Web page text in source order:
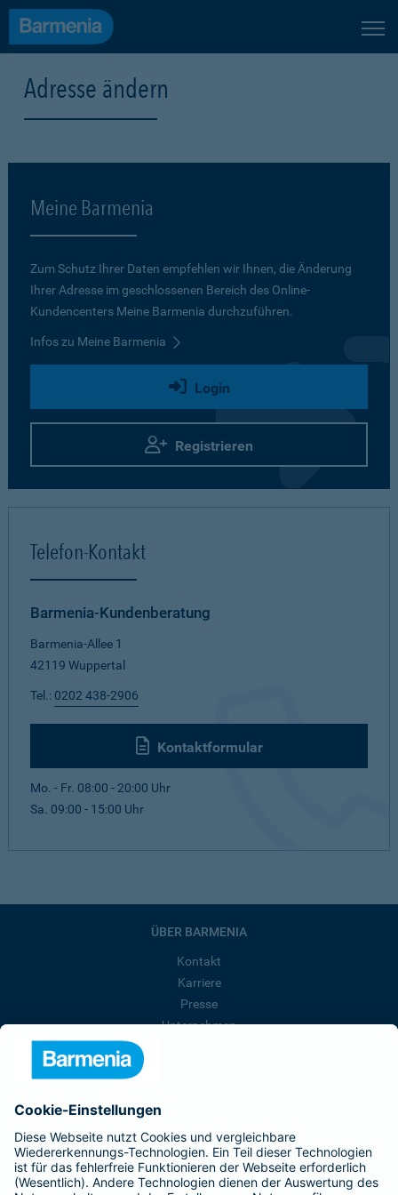
Adresse ändern
Meine Barmenia
Zum Schutz Ihrer Daten empfehlen wir Ihnen, die Änderung
Ihrer Adresse im geschlossenen Bereich des Online-
Kundencenters Meine Barmenia durchzuführen.
Infos zu Meine Barmenia
Login
Registrieren
Telefon-Kontakt
Barmenia-Kundenberatung
Barmenia-Allee 1
42119 Wuppertal
Tel.: 0202 438-2906
Kontaktformular
Mo. - Fr. 08:00 - 20:00 Uhr
Sa. 09:00 - 15:00 Uhr
ÜBER BARMENIA
Kontakt
Karriere
Presse
Unternehmen
Affiliate-Partner werden
Kranken-Zusatzversicherung
Tierversicherungen